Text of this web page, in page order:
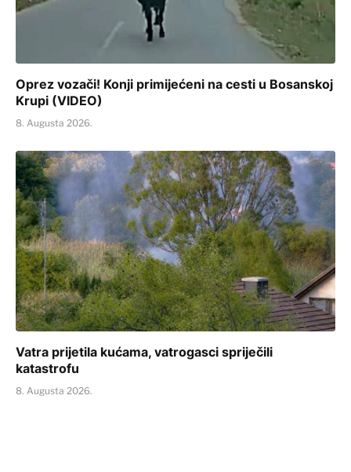
Oprez vozači! Konji primijećeni na cesti u Bosanskoj
Krupi (VIDEO)
8. Augusta 2026.
Vatra prijetila kućama, vatrogasci spriječili
katastrofu
8. Augusta 2026.